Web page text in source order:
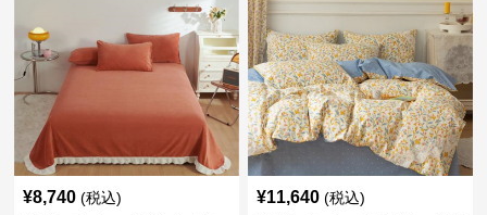
¥8,740 (税込) ¥11,640 (税込)